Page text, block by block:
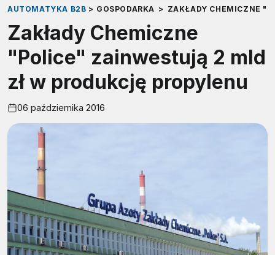
AUTOMATYKA B2B > GOSPODARKA > ZAKŁADY CHEMICZNE
Zakłady Chemiczne
"Police" zainwestują 2 mld
zł w produkcję propylenu
06 października 2016